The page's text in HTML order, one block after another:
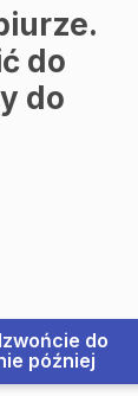
do
do
for
numer
do
później